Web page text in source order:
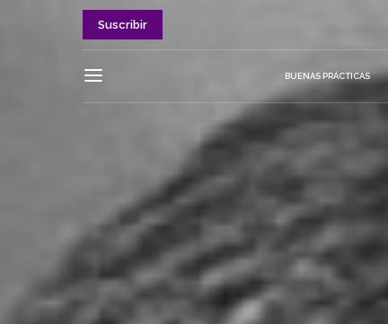
Suscribir
BUENAS PRÁCTICAS